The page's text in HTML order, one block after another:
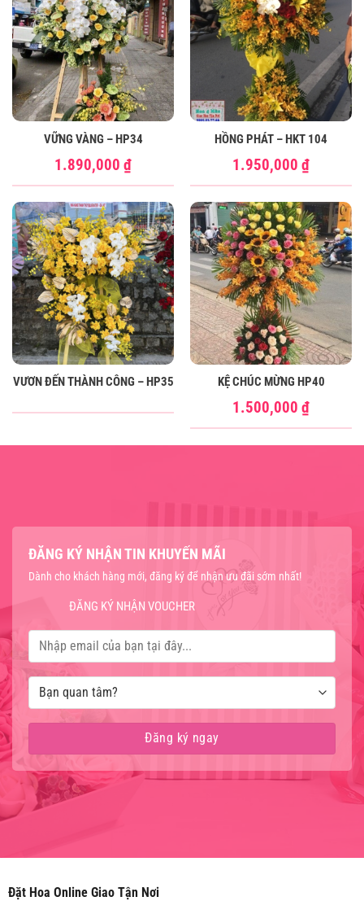
VỮNG VÀNG – HP34
1.890,000 ₫
HỒNG PHÁT – HKT 104
1.950,000 ₫
VƯƠN ĐẾN THÀNH CÔNG – HP35 KỆ CHÚC MỪNG HP40
1.500,000 ₫
ĐĂNG KÝ NHẬN TIN KHUYẾN MÃI
Dành cho khách hàng mới, đăng ký để nhận ưu đãi sớm nhất!
ĐĂNG KÝ NHẬN VOUCHER
Đặt Hoa Online Giao Tận Nơi